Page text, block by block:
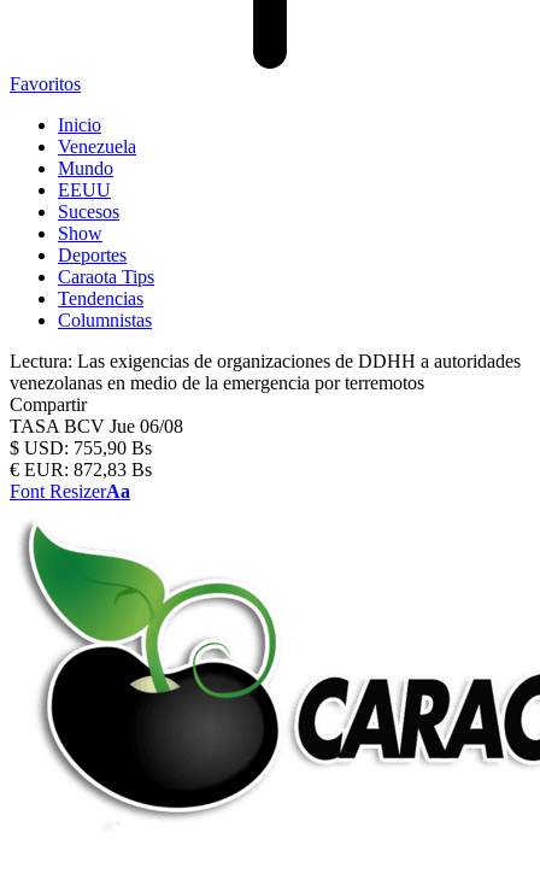
Favoritos
Inicio
Venezuela
Mundo
EEUU
Sucesos
Show
Deportes
Caraota Tips
Tendencias
Columnistas
Lectura: Las exigencias de organizaciones de DDHH a autoridades
venezolanas en medio de la emergencia por terremotos
Compartir
TASA BCV Jue 06/08
$ USD: 755,90 Bs
€ EUR: 872,83 Bs
Font ResizerAa